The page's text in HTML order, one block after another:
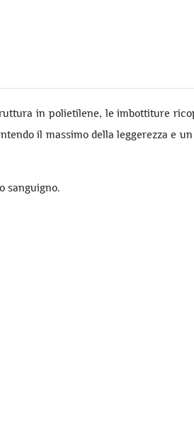
in polietilene, le imbottiture
il massimo della leggerezza e
sanguigno.